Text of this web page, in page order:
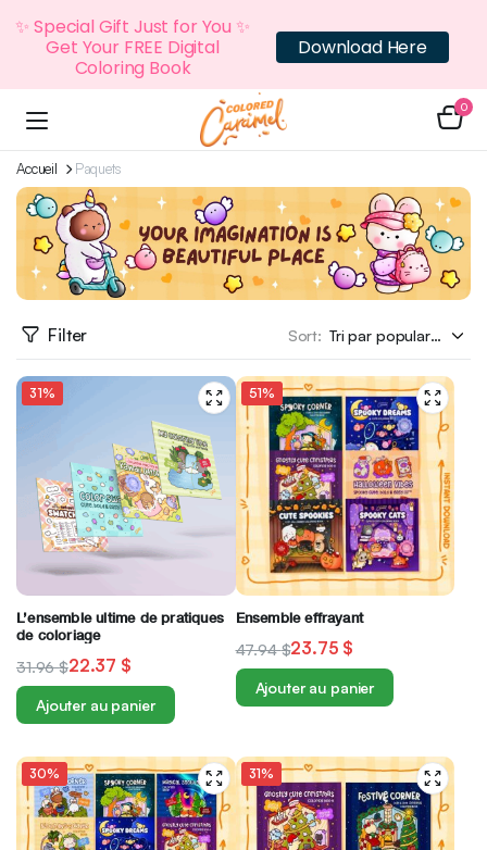
0
Accueil Paquets
Filter Sort:
31%
L’ensemble ultime de pratiques
de coloriage
31.96$22.37 $
Ajouter au panier
51%
Ensemble effrayant
47.94$23.75 $
Ajouter au panier
30% 31%
✨ Special Gift Just for You ✨
Get Your FREE Digital
Coloring Book
Download Here